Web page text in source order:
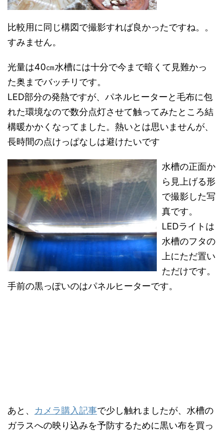
比較用に同じ構図で撮影すれば良かったですね。。
すみません。
光量は40㎝水槽には十分で今まで暗くて見難かっ
た奥までバッチリです。
LED部分の発熱ですが、パネルヒーターと毛布に包
れた環境なので数分点灯させて触ってみたところ結
構暖かかくなってました。熱いとは思いませんが、
長時間の点けっぱなしは避けたいです
水槽の正面か
ら見上げる形
で撮影した写
真です。
LEDライトは
水槽のフタの
上にただ置い
ただけです。
手前の黒っぽいのはパネルヒーターです。
あと、 カメラ購入記事で少し触れましたが、水槽の
ガラスへの映り込みを予防するために黒い布を買っ